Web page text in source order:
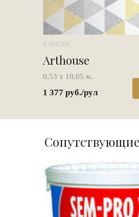
# 908206
Arthouse
0,53 х 10,05 м.
1 377 руб./рул